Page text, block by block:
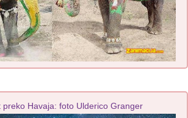
preko Havaja: foto Ulderico Granger